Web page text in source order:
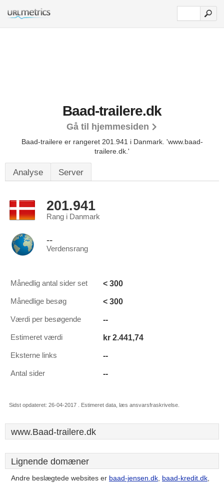
Baad-trailere.dk
Gå til hjemmesiden
Baad-trailere er rangeret 201.941 i Danmark. 'www.baad-
trailere.dk.'
Analyse Server
201.941
Rang i Danmark
--
Verdensrang
Månedlig antal sider set < 300
Månedlige besøg < 300
Værdi per besøgende --
Estimeret værdi kr 2.441,74
Eksterne links --
Antal sider --
Sidst opdateret: 26-04-2017 . Estimeret data, læs ansvarsfraskrivelse.
www.Baad-trailere.dk
Lignende domæner
Andre beslægtede websites er baad-jensen.dk, baad-kredit.dk,